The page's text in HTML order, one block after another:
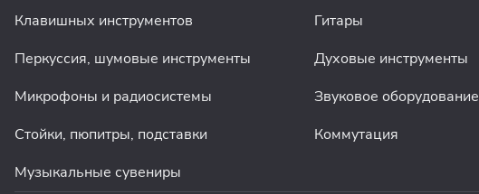
Клавишных инструментов Гитары
Перкуссия, шумовые инструменты
Духовые инструменты
Микрофоны и радиосистемы
Звуковое оборудование
Стойки, пюпитры, подставки
Коммутация
Музыкальные сувениры